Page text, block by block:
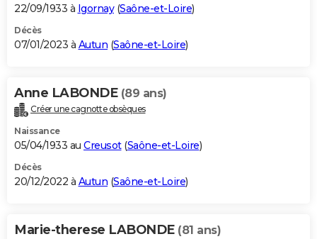
22/09/1933 à Igornay(Saône-et-Loire)
Décès
07/01/2023 à Autun (Saône-et-Loire)
Anne LABONDE (89 ans)
Créer une cagnotte obsèques
Naissance
05/04/1933 au Creusot(Saône-et-Loire)
Décès
20/12/2022 à Autun (Saône-et-Loire)
Marie-therese LABONDE (81 ans)